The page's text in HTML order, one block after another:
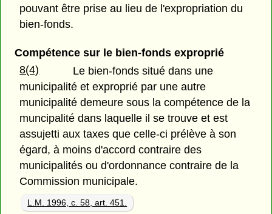
pouvant être prise au lieu de l'expropriation du
bien-fonds.
Compétence sur le bien-fonds exproprié
8(4)
Le bien-fonds situé dans une
municipalité et exproprié par une autre
municipalité demeure sous la compétence de la
muncipalité dans laquelle il se trouve et est
assujetti aux taxes que celle-ci prélève à son
égard, à moins d'accord contraire des
municipalités ou d'ordonnance contraire de la
Commission municipale.
L.M. 1996, c. 58, art. 451.